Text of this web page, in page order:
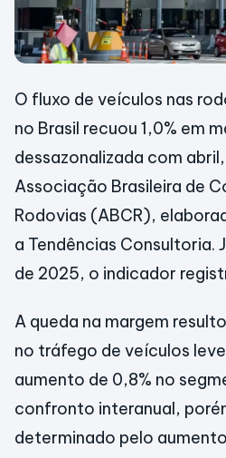
O fluxo de veículos nas
no Brasil recuou 1,0% em
dessazonalizada com
Associação Brasileira de
Rodovias (ABCR),
a Tendências Consultoria.
de 2025, o indicador
A queda na margem
no tráfego de veículos
aumento de 0,8% no
confronto interanual,
determinado pelo